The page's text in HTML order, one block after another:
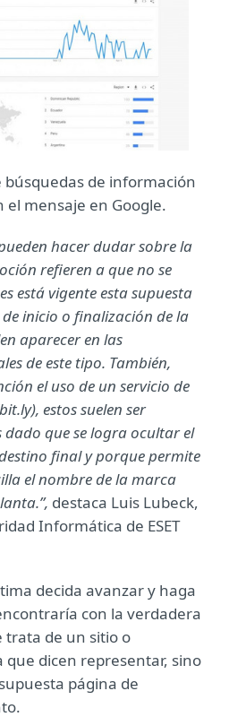
de información
el mensaje en Google.
hacer dudar sobre la
refieren a que no se
está vigente esta supuesta
inicio o finalización de la
aparecer en las
de este tipo. También,
el uso de un servicio de
estos suelen ser
que se logra ocultar el
final y porque permite
el nombre de la marca
destaca Luis Lubeck,
Informática de ESET
decida avanzar y haga
con la verdadera
trata de un sitio o
que dicen representar, sino
página de